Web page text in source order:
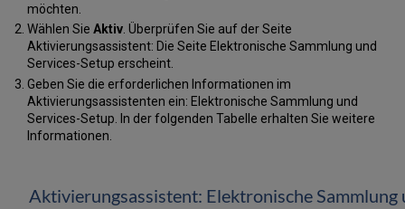
möchten.
Wählen Sie Aktiv. Überprüfen Sie auf der Seite
Aktivierungsassistent: Die Seite Elektronische Sammlung und
Services-Setup erscheint.
Geben Sie die erforderlichen Informationen im
Aktivierungsassistenten ein: Elektronische Sammlung und
Services-Setup. In der folgenden Tabelle erhalten Sie weitere
Informationen.
Aktivierungsassistent: Elektronische Sammlung